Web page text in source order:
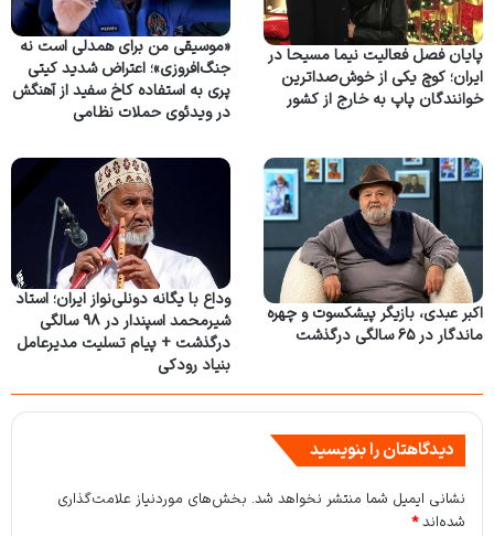
پایان فصل فعالیت نیما مسیحا در
ایران؛ کوچ یکی از خوش‌صداترین
خوانندگان پاپ به خارج از کشور
«موسیقی من برای همدلی است نه
جنگ‌افروزی»؛ اعتراض شدید کیتی
پری به استفاده کاخ سفید از آهنگش
در ویدئوی حملات نظامی
اکبر عبدی، بازیگر پیشکسوت و چهره
ماندگار در ۶۵ سالگی درگذشت
وداع با یگانه دونلی‌نواز ایران؛ استاد
شیرمحمد اسپندار در ۹۸ سالگی
درگذشت + پیام تسلیت مدیرعامل
بنیاد رودکی
دیدگاهتان را بنویسید
نشانی ایمیل شما منتشر نخواهد شد. بخش‌های موردنیاز علامت‌گذاری
شده‌اند*